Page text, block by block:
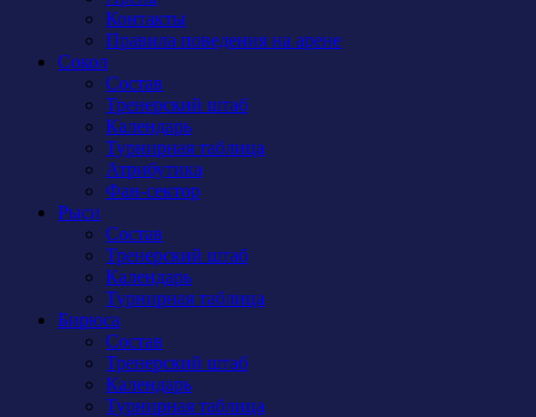
Контакты
Правила поведения на арене
Сокол
Состав
Тренерский штаб
Календарь
Турнирная таблица
Атрибутика
Фан-сектор
Рыси
Состав
Тренерский штаб
Календарь
Турнирная таблица
Бирюса
Состав
Тренерский штаб
Календарь
Турнирная таблица